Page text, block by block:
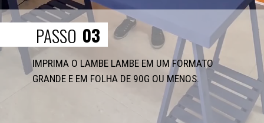
03
IMPRIMA O LAMBE LAMBE EM UM FORMATO
GRANDE E EM FOLHA DE 90G OU MENOS.
PASSO